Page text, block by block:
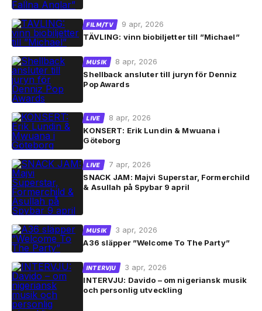
FILM/TV
9 apr, 2026
TÄVLING: vinn biobiljetter till ”Michael”
MUSIK
8 apr, 2026
Shellback ansluter till juryn för Denniz
Pop Awards
LIVE
8 apr, 2026
KONSERT: Erik Lundin & Mwuana i
Göteborg
LIVE
7 apr, 2026
SNACK JAM: Majvi Superstar, Formerchild
& Asullah på Spybar 9 april
MUSIK
3 apr, 2026
A36 släpper ”Welcome To The Party”
INTERVJU
3 apr, 2026
INTERVJU: Davido – om nigeriansk musik
och personlig utveckling